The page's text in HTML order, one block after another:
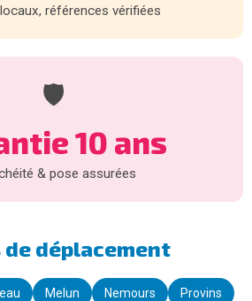
références vérifiées
🛡️
10 ans
& pose assurées
de déplacement
Melun Nemours Provins